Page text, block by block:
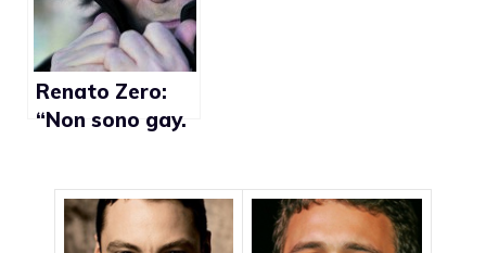
Renato Zero:
“Non sono gay.